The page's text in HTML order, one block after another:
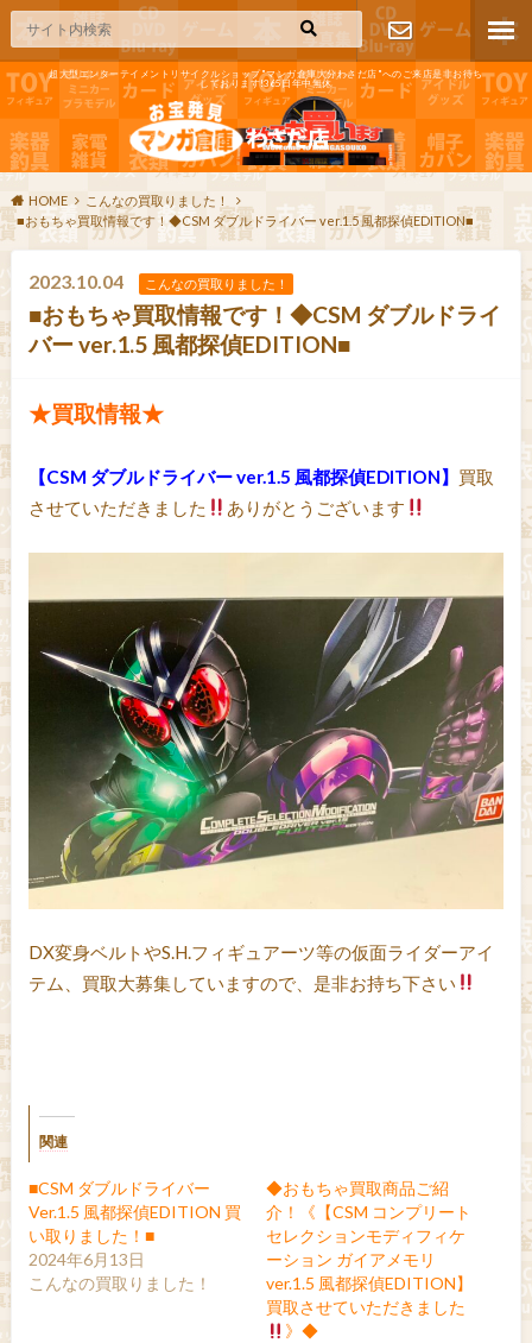
超大型エンターテイメントリサイクルショップ"マンガ倉庫大分わさだ店"へのご来店是非お待ち
しております!365日年中無休
お問い合わ
せ
HOME
こんなの買取りました！
■おもちゃ買取情報です！◆CSM ダブルドライバー ver.1.5 風都探偵EDITION■
2023.10.04 こんなの買取りました！
■おもちゃ買取情報です！◆CSM ダブルドライ
バー ver.1.5 風都探偵EDITION■
★買取情報★
【CSM ダブルドライバー ver.1.5 風都探偵EDITION】 買取
させていただきました
ありがとうございます
DX変身ベルトやS.H.フィギュアーツ等の仮面ライダーアイ
テム、買取大募集していますので、是非お持ち下さい
関連
■CSM ダブルドライバー
Ver.1.5 風都探偵EDITION 買
い取りました！■
2024年6月13日
こんなの買取りました！
◆おもちゃ買取商品ご紹
介！《【CSM コンプリート
セレクションモディフィケ
ーション ガイアメモリ
ver.1.5 風都探偵EDITION】
買取させていただきました
》◆